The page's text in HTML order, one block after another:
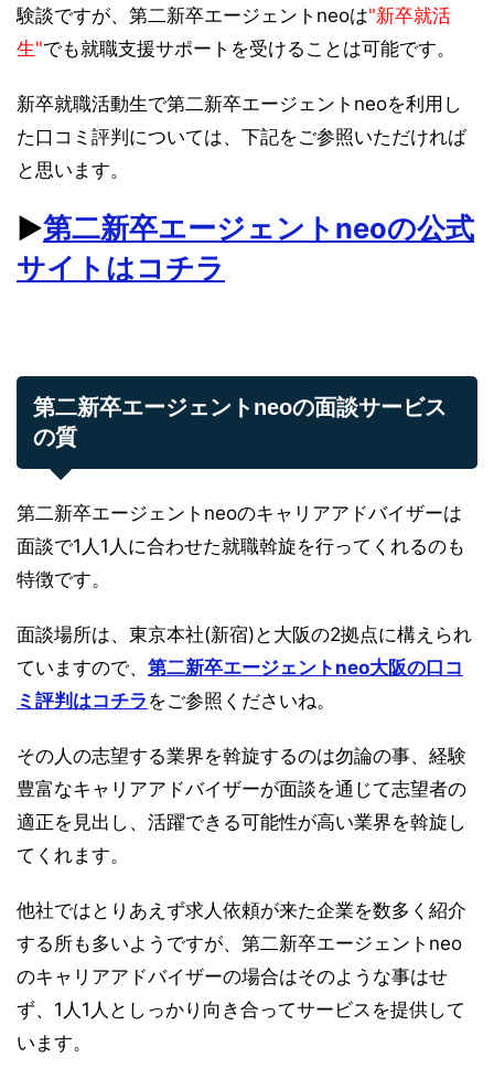
験談ですが、第二新卒エージェントneoは"新卒就活
生"でも就職支援サポートを受けることは可能です。
新卒就職活動生で第二新卒エージェントneoを利用し
た口コミ評判については、下記をご参照いただければ
と思います。
▶︎第二新卒エージェントneoの公式
サイトはコチラ
第二新卒エージェントneoの面談サービス
の質
第二新卒エージェントneoのキャリアアドバイザーは
面談で1人1人に合わせた就職斡旋を行ってくれるのも
特徴です。
面談場所は、東京本社(新宿)と大阪の2拠点に構えられ
ていますので、 第二新卒エージェントneo大阪の口コ
ミ評判はコチラ をご参照くださいね。
その人の志望する業界を斡旋するのは勿論の事、経験
豊富なキャリアアドバイザーが面談を通じて志望者の
適正を見出し、活躍できる可能性が高い業界を斡旋し
てくれます。
他社ではとりあえず求人依頼が来た企業を数多く紹介
する所も多いようですが、第二新卒エージェントneo
のキャリアアドバイザーの場合はそのような事はせ
ず、1人1人としっかり向き合ってサービスを提供して
います。